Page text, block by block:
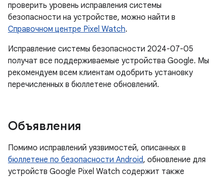
проверить уровень исправления системы
безопасности на устройстве, можно найти в
Справочном центре Pixel Watch.
Исправление системы безопасности 2024-07-05
получат все поддерживаемые устройства Google. Мы
рекомендуем всем клиентам одобрить установку
перечисленных в бюллетене обновлений.
Объявления
Помимо исправлений уязвимостей, описанных в
бюллетене по безопасности Android, обновление для
устройств Google Pixel Watch содержит также